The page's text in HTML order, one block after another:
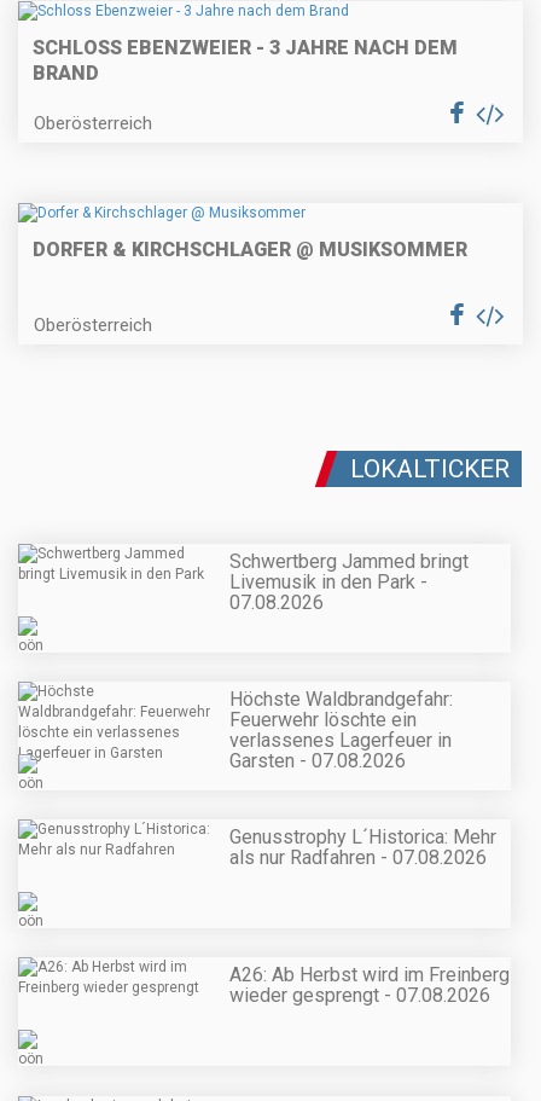
SCHLOSS EBENZWEIER - 3 JAHRE NACH DEM
BRAND
Oberösterreich
DORFER & KIRCHSCHLAGER @ MUSIKSOMMER
Oberösterreich
LOKALTICKER
Schwertberg Jammed bringt
Livemusik in den Park -
07.08.2026
Höchste Waldbrandgefahr:
Feuerwehr löschte ein
verlassenes Lagerfeuer in
Garsten - 07.08.2026
Genusstrophy L´Historica: Mehr
als nur Radfahren - 07.08.2026
A26: Ab Herbst wird im Freinberg
wieder gesprengt - 07.08.2026